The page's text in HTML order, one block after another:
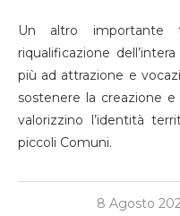
Un altro importante
riqualificazione
più ad attrazione e
sostenere la creazione
valorizzino l’identità
piccoli Comuni.
8 Agosto